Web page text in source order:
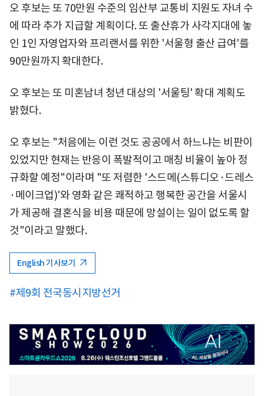
오 후보는 또 70만원 수준의 임산부 교통비 지원도 자녀 수
에 따라 추가 지급할 계획이다. 또 출산휴가 사각지대에 놓
인 1인 자영업자와 프리랜서를 위한 '서울형 출산 급여'를
90만원까지 확대한다.
오 후보는 또 미혼남녀 청년 대상의 '서울팅' 확대 계획도
밝혔다.
오 후보는 "처음에는 이런 것도 공공에서 하느냐는 비판이
있었지만 현재는 반응이 폭발적이고 매칭 비율이 높아 정
규화할 예정"이라며 "또 저렴한 '스드메(스튜디오·드레스
·메이크업)'와 영화 같은 쾌적하고 행복한 공간을 서울시
가 제공해 결혼식을 비용 때문에 망설이는 일이 없도록 할
것"이라고 말했다.
English 기사보기
#제9회 전국동시지방선거